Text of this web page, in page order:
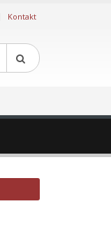
Kontakt